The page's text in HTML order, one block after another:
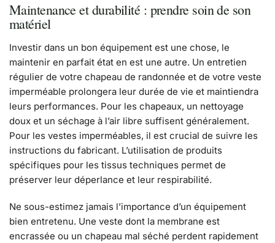
Maintenance et durabilité : prendre soin de son
matériel
Investir dans un bon équipement est une chose, le
maintenir en parfait état en est une autre. Un entretien
régulier de votre chapeau de randonnée et de votre veste
imperméable prolongera leur durée de vie et maintiendra
leurs performances. Pour les chapeaux, un nettoyage
doux et un séchage à l’air libre suffisent généralement.
Pour les vestes imperméables, il est crucial de suivre les
instructions du fabricant. L’utilisation de produits
spécifiques pour les tissus techniques permet de
préserver leur déperlance et leur respirabilité.
Ne sous-estimez jamais l’importance d’un équipement
bien entretenu. Une veste dont la membrane est
encrassée ou un chapeau mal séché perdent rapidement